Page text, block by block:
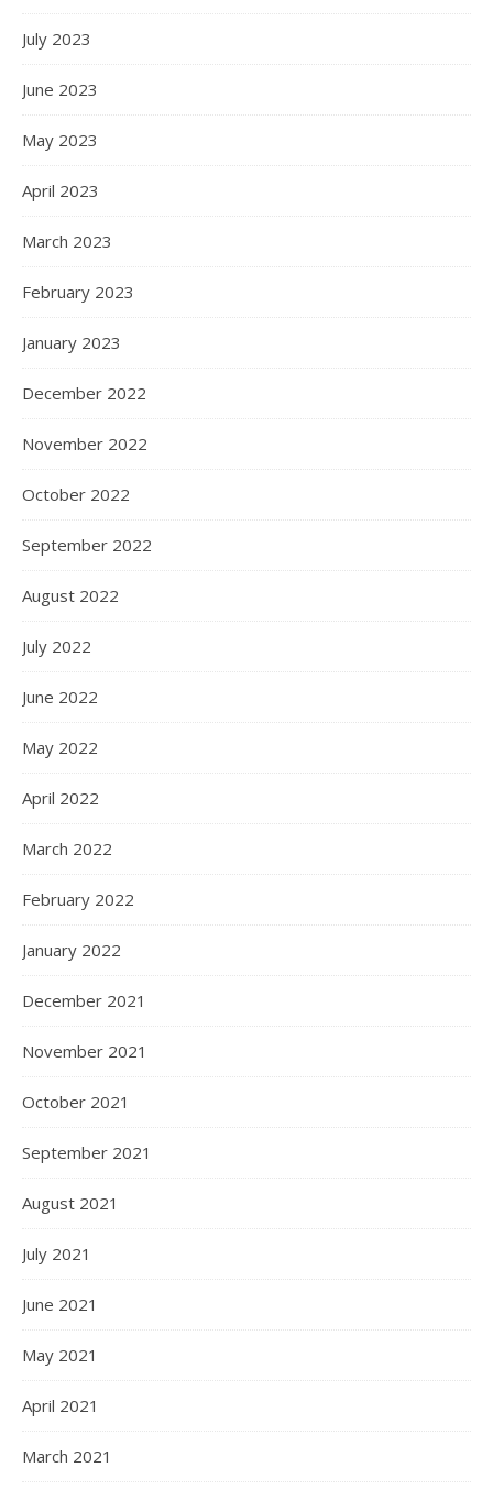
July 2023
June 2023
May 2023
April 2023
March 2023
February 2023
January 2023
December 2022
November 2022
October 2022
September 2022
August 2022
July 2022
June 2022
May 2022
April 2022
March 2022
February 2022
January 2022
December 2021
November 2021
October 2021
September 2021
August 2021
July 2021
June 2021
May 2021
April 2021
March 2021